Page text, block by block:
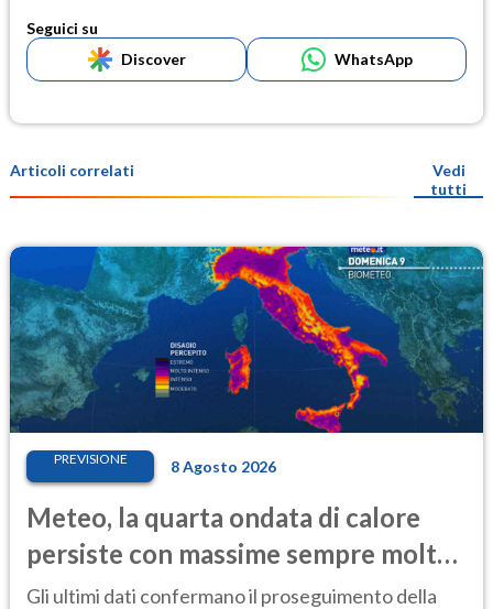
Seguici su
Discover
WhatsApp
Articoli correlati
Vedi
tutti
PREVISIONE 8 Agosto 2026
Meteo, la quarta ondata di calore
persiste con massime sempre molto
elevate
Gli ultimi dati confermano il proseguimento della